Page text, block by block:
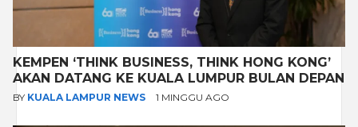
KEMPEN ‘THINK BUSINESS, THINK HONG KONG’
AKAN DATANG KE KUALA LUMPUR BULAN DEPAN
BY KUALA LAMPUR NEWS 1 MINGGU AGO